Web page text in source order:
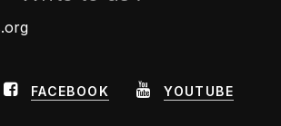
FACEBOOK YOUTUBE